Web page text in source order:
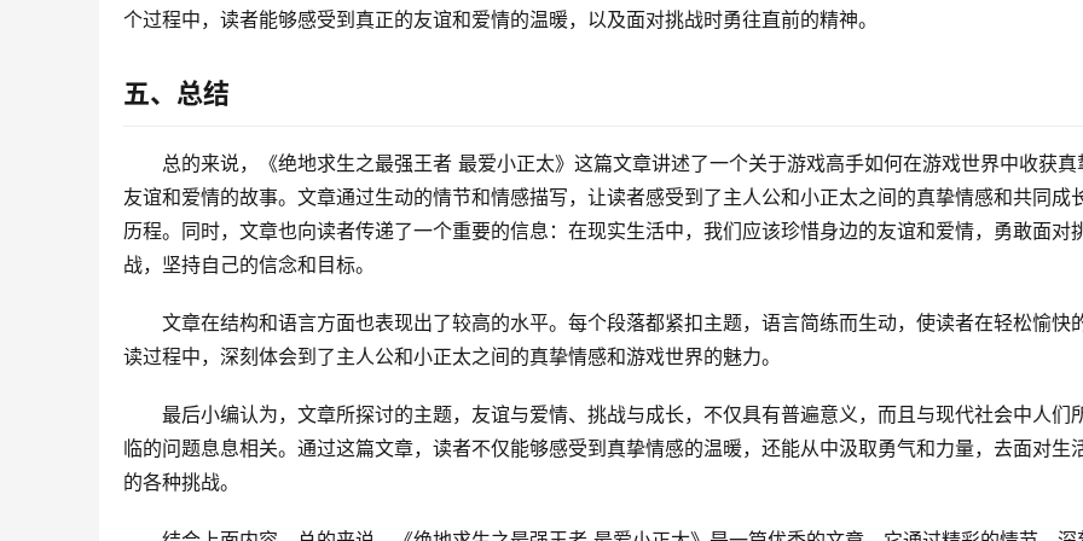
个过程中，读者能够感受到真正的友谊和爱情的温暖，以及面对挑战时勇往直前的精神。
五、总结
总的来说，《绝地求生之最强王者 最爱小正太》这篇文章讲述了一个关于游戏高手如何在游戏世界中收获真
友谊和爱情的故事。文章通过生动的情节和情感描写，让读者感受到了主人公和小正太之间的真挚情感和共同成
历程。同时，文章也向读者传递了一个重要的信息：在现实生活中，我们应该珍惜身边的友谊和爱情，勇敢面对
战，坚持自己的信念和目标。
文章在结构和语言方面也表现出了较高的水平。每个段落都紧扣主题，语言简练而生动，使读者在轻松愉快
读过程中，深刻体会到了主人公和小正太之间的真挚情感和游戏世界的魅力。
最后小编认为，文章所探讨的主题，友谊与爱情、挑战与成长，不仅具有普遍意义，而且与现代社会中人们
临的问题息息相关。通过这篇文章，读者不仅能够感受到真挚情感的温暖，还能从中汲取勇气和力量，去面对生
的各种挑战。